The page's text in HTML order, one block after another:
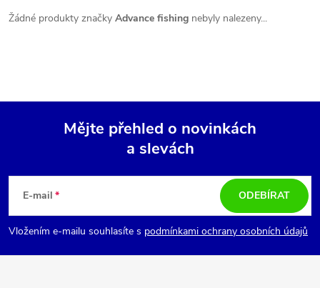
Žádné produkty značky Advance fishing nebyly nalezeny...
p
a
Mějte přehled o novinkách
a slevách
E-mail
Vložením e-mailu souhlasíte s podmínkami ochrany osobních údajů
ODEBÍRAT